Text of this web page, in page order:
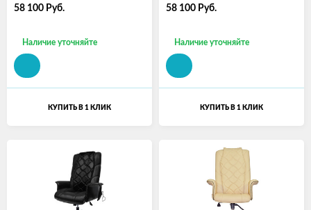
58 100 Руб.
Наличие уточняйте
КУПИТЬ В 1 КЛИК
58 100 Руб.
Наличие уточняйте
КУПИТЬ В 1 КЛИК